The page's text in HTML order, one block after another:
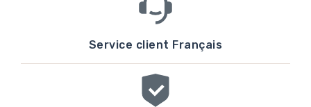
Service client Français